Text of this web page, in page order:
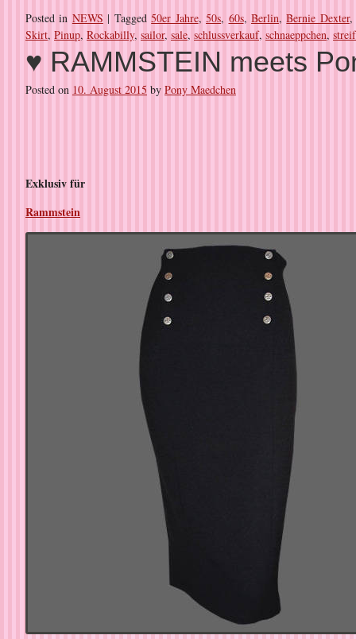
Posted in NEWS | Tagged 50er Jahre,50s, 60s, Berlin,Bernie Dexter
Skirt, Pinup, Rockabilly, sailor, sale, schlussverkauf, schnaeppchen,
♥ RAMMSTEIN meets
Posted on 10. August 2015 by Pony Maedchen
Exklusiv für
Rammstein